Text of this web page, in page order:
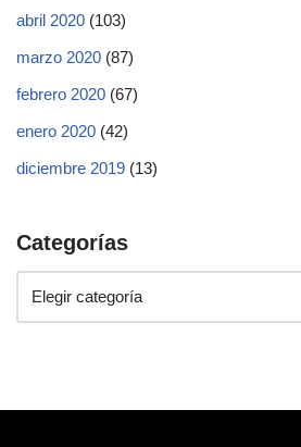
abril 2020 (103)
marzo 2020 (87)
febrero 2020 (67)
enero 2020 (42)
diciembre 2019 (13)
Categorías